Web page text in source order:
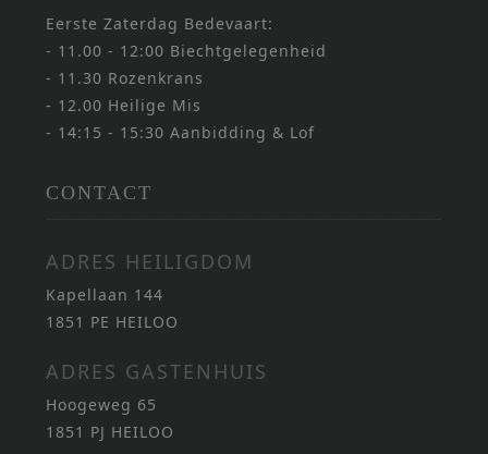
Eerste Zaterdag Bedevaart:
- 11.00 - 12:00 Biechtgelegenheid
- 11.30 Rozenkrans
- 12.00 Heilige Mis
- 14:15 - 15:30 Aanbidding & Lof
CONTACT
ADRES HEILIGDOM
Kapellaan 144
1851 PE HEILOO
ADRES GASTENHUIS
Hoogeweg 65
1851 PJ HEILOO